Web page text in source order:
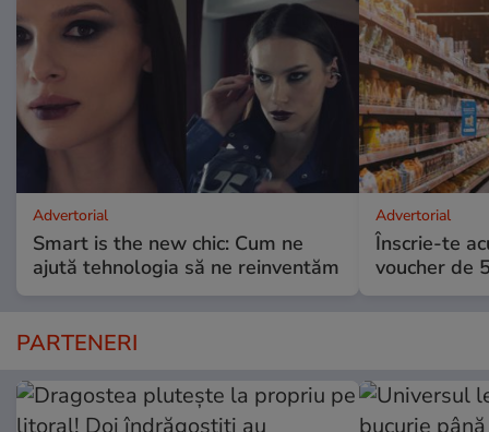
Advertorial
Smart is the new chic: Cum ne
ajută tehnologia să ne reinventăm
Advertorial
Înscrie-te
voucher de
PARTENERI